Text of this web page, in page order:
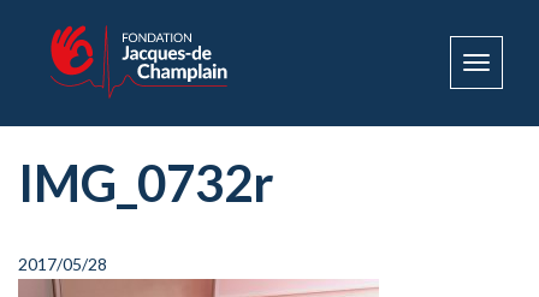
Toggle
IMG_0732r
2017/05/28